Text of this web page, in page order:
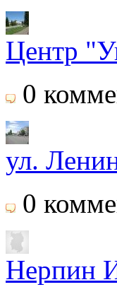
Центр
0
ул.
0
Нерпин